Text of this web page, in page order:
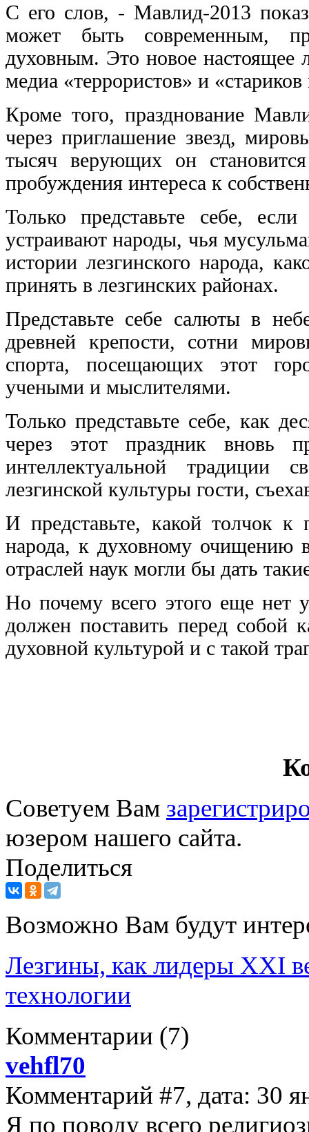
С его слов, - Мавлид-2013
может быть современным,
духовным. Это новое настоящее
медиа «террористов» и
Кроме того, празднование
через приглашение звезд,
тысяч верующих он
пробуждения интереса к
Только представьте себе,
устраивают народы, чья
истории лезгинского народа,
принять в лезгинских районах.
Представьте себе салюты в
древней крепости, сотни
спорта, посещающих этот
учеными и мыслителями.
Только представьте себе, как
через этот праздник вновь
интеллектуальной традиции
лезгинской культуры гости,
И представьте, какой толчок к
народа, к духовному очищению
отраслей наук могли бы дать
Но почему всего этого еще нет
должен поставить перед собой
духовной культурой и с такой
Советуем Вам
юзером нашего сайта.
Поделиться
Возможно Вам будут
Лезгины, как лидеры XXI
технологии
Комментарии (7)
vehfl70
Комментарий #7, дата: 30
Я по поводу всего